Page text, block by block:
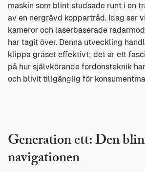
maskin som blint studsade runt i en
av en nergrävd koppartråd. Idag ser
kameror och laserbaserade
har tagit över. Denna utveckling
klippa gräset effektivt; det är ett
på hur självkörande fordonsteknik
och blivit tillgänglig för
Generation ett: Den
navigationen